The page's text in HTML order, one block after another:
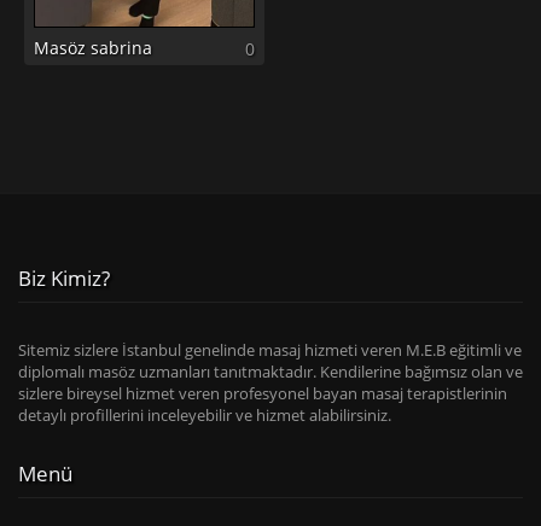
Masöz sabrina 0
Biz Kimiz?
Sitemiz sizlere İstanbul genelinde masaj hizmeti veren M.E.B eğitimli ve
diplomalı masöz uzmanları tanıtmaktadır. Kendilerine bağımsız olan ve
sizlere bireysel hizmet veren profesyonel bayan masaj terapistlerinin
detaylı profillerini inceleyebilir ve hizmet alabilirsiniz.
Menü